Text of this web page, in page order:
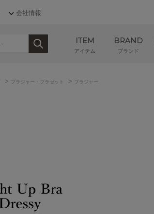
会社情報
ITEM
アイテム
BRAND
ブランド
> ブラジャー・ブラセット > ブラジャー